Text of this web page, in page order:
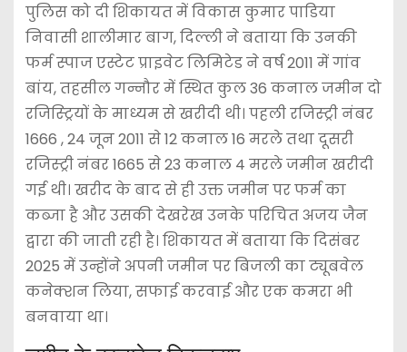
पुलिस को दी शिकायत में विकास कुमार पाडिया
निवासी शालीमार बाग, दिल्ली ने बताया कि उनकी
फर्म स्पाज एस्टेट प्राइवेट लिमिटेड ने वर्ष 2011 में गांव
बांय, तहसील गन्नौर में स्थित कुल 36 कनाल जमीन दो
रजिस्ट्रियों के माध्यम से खरीदी थी। पहली रजिस्ट्री नंबर
1666 , 24 जून 2011 से 12 कनाल 16 मरले तथा दूसरी
रजिस्ट्री नंबर 1665 से 23 कनाल 4 मरले जमीन खरीदी
गई थी। खरीद के बाद से ही उक्त जमीन पर फर्म का
कब्जा है और उसकी देखरेख उनके परिचित अजय जैन
द्वारा की जाती रही है। शिकायत में बताया कि दिसंबर
2025 में उन्होंने अपनी जमीन पर बिजली का ट्यूबवेल
कनेक्शन लिया, सफाई करवाई और एक कमरा भी
बनवाया था।